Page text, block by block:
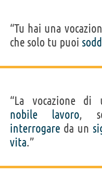
“Tu hai una
che solo tu puoi
“La vocazione di
nobile
lavoro,
interrogare da un
vita.”